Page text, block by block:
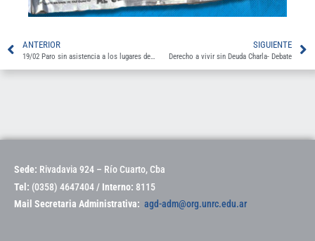
ANTERIOR
19/02 Paro sin asistencia a los lugares de trabajo y Movilización.
SIGUIENTE
Derecho a vivir sin Deuda Charla- Debate
Sede: Rivadavia 924 – Río Cuarto, Cba
Tel: (0358) 4647404 / Interno: 8115
Mail Secretaria Administrativa: agd-adm@org.unrc.edu.ar